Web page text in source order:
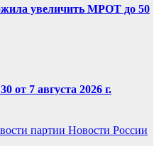
увеличить МРОТ до 50
от 7 августа 2026 г.
партии Новости России